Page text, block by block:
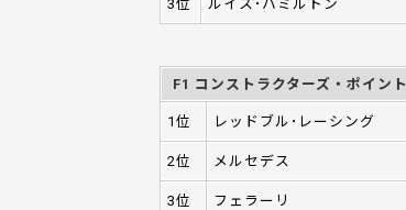
3位 ルイス･ハミルトン
F1 コンストラクターズ・ポイント
1位 レッドブル･レーシング
2位 メルセデス
3位 フェラーリ